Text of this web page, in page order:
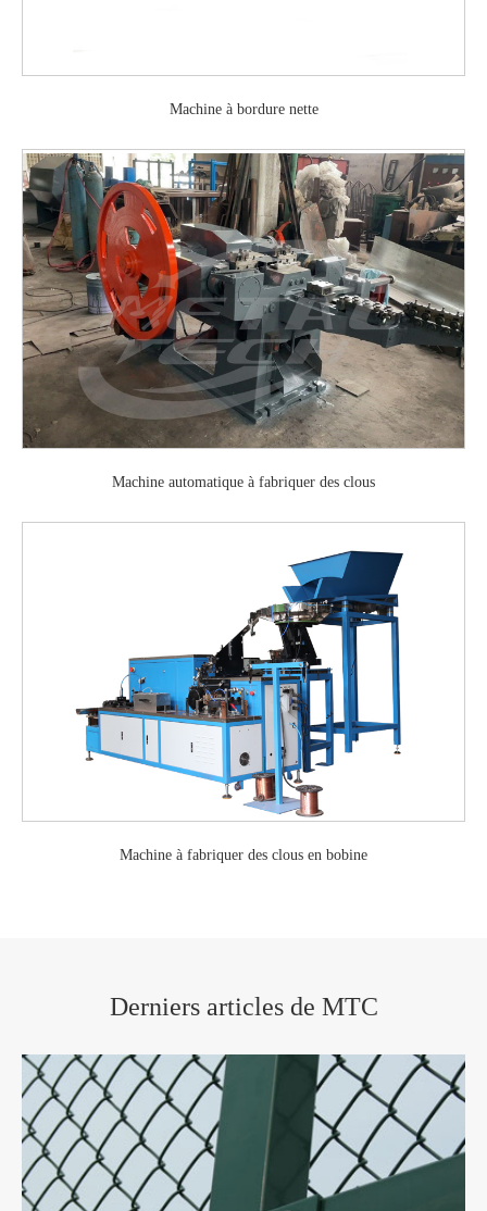
Machine à bordure nette
Machine automatique à fabriquer des clous
Machine à fabriquer des clous en bobine
Derniers articles de MTC